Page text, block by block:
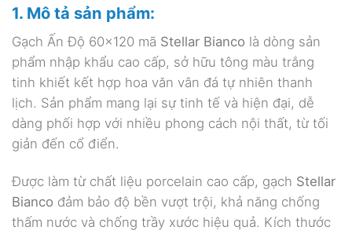
1. Mô tả sản phẩm:
Gạch Ấn Độ 60×120 mã Stellar Bianco là dòng sản
phẩm nhập khẩu cao cấp, sở hữu tông màu trắng
tinh khiết kết hợp hoa văn vân đá tự nhiên thanh
lịch. Sản phẩm mang lại sự tinh tế và hiện đại, dễ
dàng phối hợp với nhiều phong cách nội thất, từ tối
giản đến cổ điển.
Được làm từ chất liệu porcelain cao cấp, gạch Stellar
Bianco đảm bảo độ bền vượt trội, khả năng chống
thấm nước và chống trầy xước hiệu quả. Kích thước